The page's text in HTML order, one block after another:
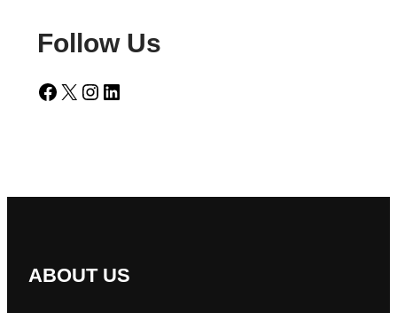
Follow Us
Facebook X Instagram LinkedIn
ABOUT US